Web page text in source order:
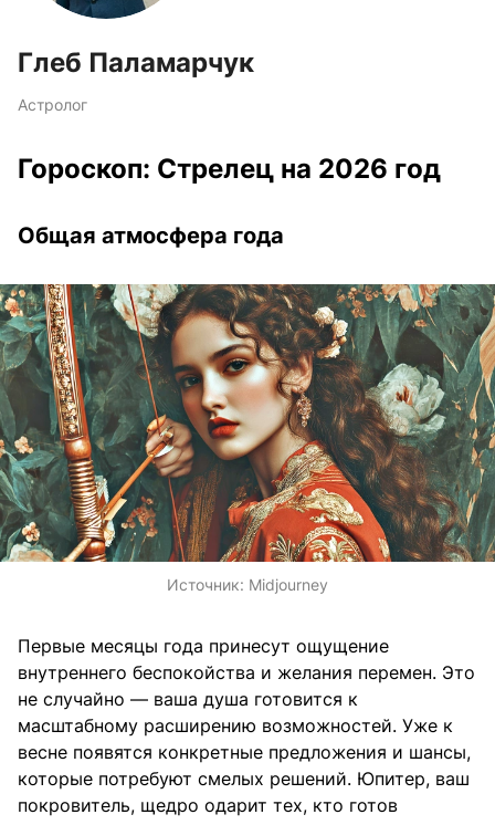
Глеб Паламарчук
Астролог
Гороскоп: Стрелец на 2026 год
Общая атмосфера года
Источник: Midjourney
Первые месяцы года принесут ощущение
внутреннего беспокойства и желания перемен. Это
не случайно — ваша душа готовится к
масштабному расширению возможностей. Уже к
весне появятся конкретные предложения и шансы,
которые потребуют смелых решений. Юпитер, ваш
покровитель, щедро одарит тех, кто готов